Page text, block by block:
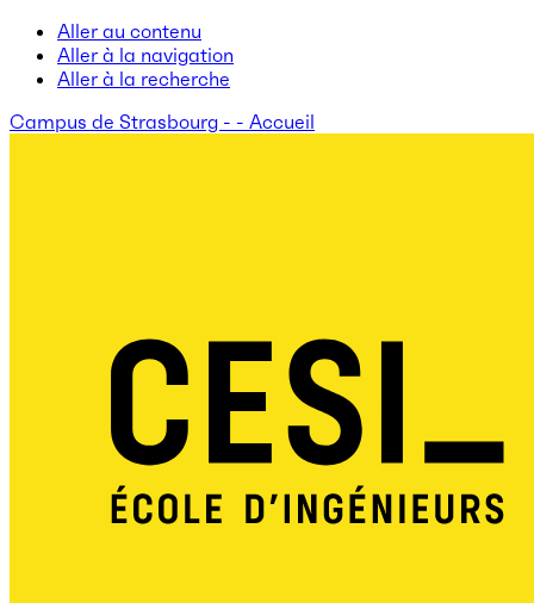
Aller au contenu
Aller à la navigation
Aller à la recherche
Campus de Strasbourg - - Accueil